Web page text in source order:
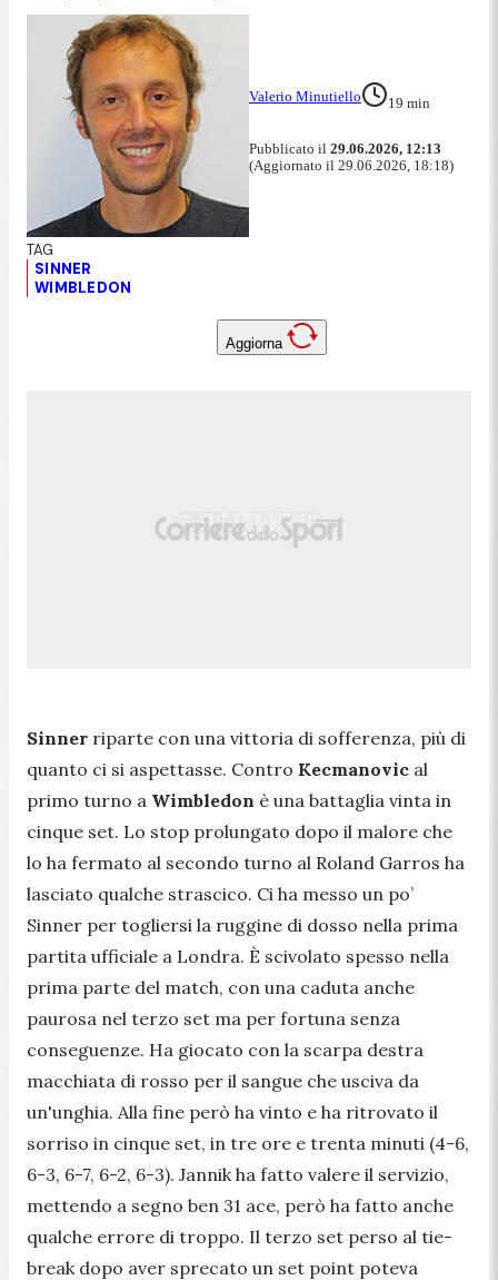
Valerio Minutiello 19 min
Pubblicato il 29.06.2026, 12:13
(Aggiornato il 29.06.2026, 18:18)
SINNER
WIMBLEDON
Aggiorna
Sinner riparte con una vittoria di sofferenza, più di
quanto ci si aspettasse. Contro Kecmanovic al
primo turno a Wimbledon è una battaglia vinta in
cinque set. Lo stop prolungato dopo il malore che
lo ha fermato al secondo turno al Roland Garros ha
lasciato qualche strascico. Ci ha messo un po’
Sinner per togliersi la ruggine di dosso nella prima
partita ufficiale a Londra. È scivolato spesso nella
prima parte del match, con una caduta anche
paurosa nel terzo set ma per fortuna senza
conseguenze. Ha giocato con la scarpa destra
macchiata di rosso per il sangue che usciva da
un'unghia. Alla fine però ha vinto e ha ritrovato il
sorriso in cinque set, in tre ore e trenta minuti (4-6,
6-3, 6-7, 6-2, 6-3). Jannik ha fatto valere il servizio,
mettendo a segno ben 31 ace, però ha fatto anche
qualche errore di troppo. Il terzo set perso al tie-
break dopo aver sprecato un set point poteva